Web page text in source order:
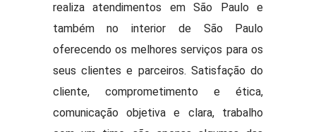
realiza atendimentos em São Paulo e
também no interior de São Paulo
oferecendo os melhores serviços para os
seus clientes e parceiros. Satisfação do
cliente, comprometimento e ética,
comunicação objetiva e clara, trabalho